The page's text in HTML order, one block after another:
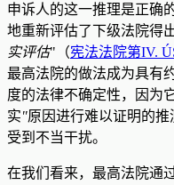
申诉人的这一推理是正确
地重新评估了下级法院得
实评估"（宪法法院第IV.
最高法院的做法成为具有
度的法律不确定性，因为
实"原因进行难以证明的
受到不当干扰。
在我们看来，最高法院通